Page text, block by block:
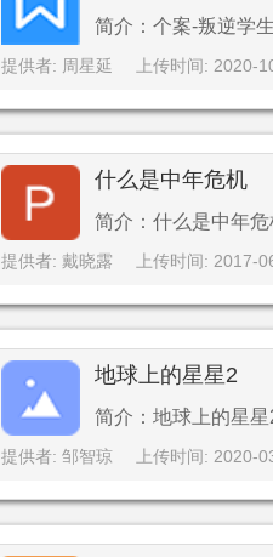
简介：个案-叛逆学
提供者: 周星延 上传时间: 2020-
什么是中年危机
简介：什么是中年危
提供者: 戴晓露 上传时间: 2017-
地球上的星星2
简介：地球上的星星
提供者: 邹智琼 上传时间: 2020-